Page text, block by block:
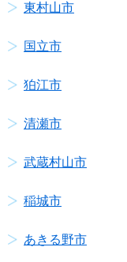
東村山市
国立市
狛江市
清瀬市
武蔵村山市
稲城市
あきる野市